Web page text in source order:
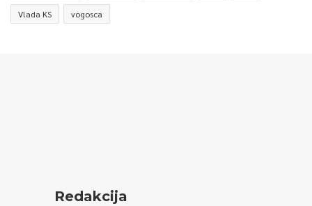
Vlada KS vogosca
Redakcija